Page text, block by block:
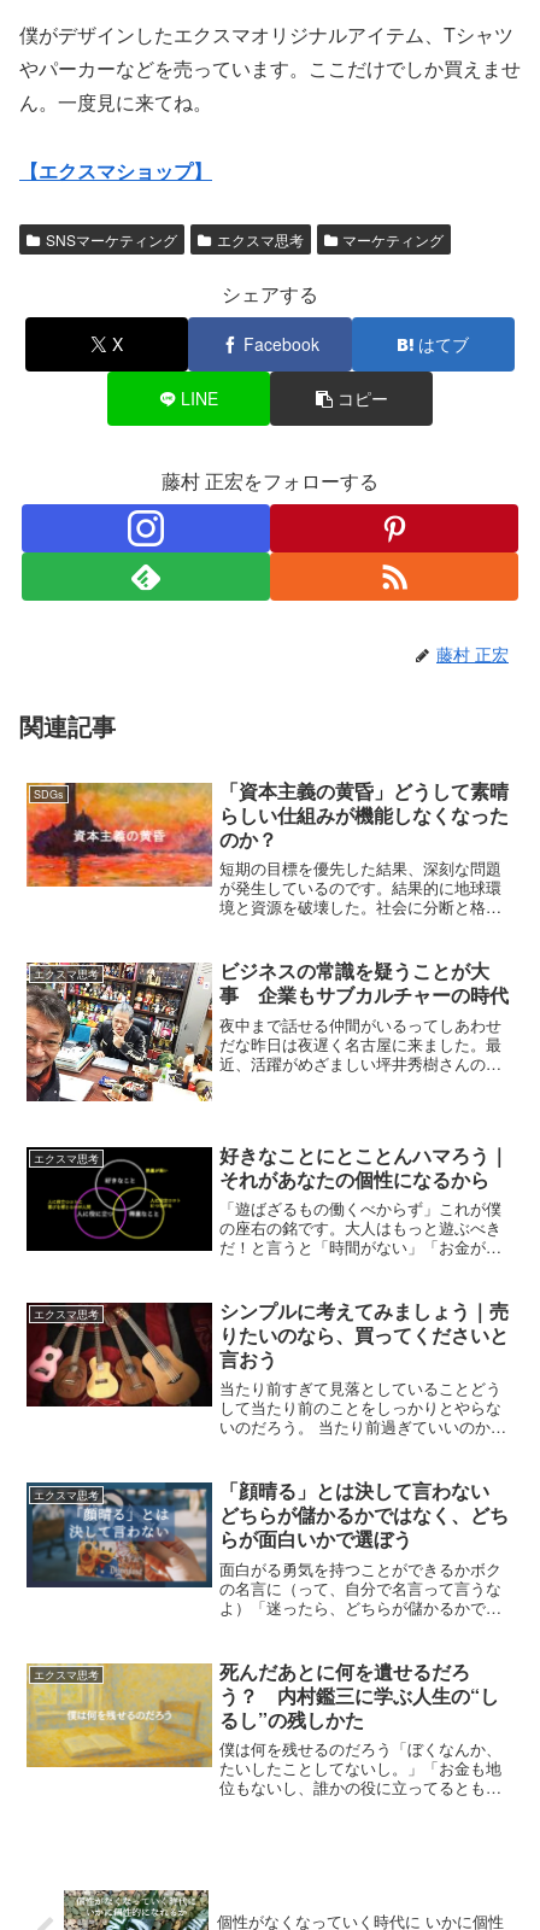
僕がデザインしたエクスマオリジナルアイテム、Tシャツ
やパーカーなどを売っています。ここだけでしか買えませ
ん。一度見に来てね。
【エクスマショップ】
SNSマーケティング エクスマ思考 マーケティング
シェアする
X Facebook はてブ
LINE コピー
藤村 正宏をフォローする
藤村 正宏
関連記事
SDGs
「資本主義の黄昏」どうして素晴
らしい仕組みが機能しなくなった
のか？
短期の目標を優先した結果、深刻な問題
が発生しているのです。結果的に地球環
境と資源を破壊した。社会に分断と格差
き進んだらさぁ、さすがヤベんじゃね
ー」っていう世の中の風味になってきた
わけです。この課題を人類はどう解決し
ていくのか？人類は自分たちの欲望によ
って滅亡するのか？この文明的な生活を
続けていくことは可能なのか？今、まさ
のです。
エクスマ思考
ビジネスの常識を疑うことが大
事 企業もサブカルチャーの時代
夜中まで話せる仲間がいるってしあわせ
だな昨日は夜遅く名古屋に来ました。最
近、活躍がめざましい坪井秀樹さんの基
エクスマ思考
好きなことにとことんハマろう｜
それがあなたの個性になるから
「遊ばざるもの働くべからず」これが僕
の座右の銘です。大人はもっと遊ぶべき
だ！と言うと「時間がない」「お金がな
らない」そんなことを言う人もいる。で
もね、そんな人に限って、SNSで無駄な
時間を過ごしていたり、セクシーお姉さ
んのTikTokやYouTubeを見て時間を潰し
たりしている。もちろんそれを自分の意
思で、好きでやっているんだったらいい
んだけどね。時間がない、時間がないっ
て言っているのに、ダラダラと無駄な時
か。「大丈夫？」って聞きたくなる。も
っと自主的に、もっと積極的に、大人は
子どものように遊ぶことが大事。
エクスマ思考
シンプルに考えてみましょう｜売
りたいのなら、買ってくださいと
言おう
当たり前すぎて見落としていることどう
して当たり前のことをしっかりとやらな
いのだろう。 当たり前過ぎていいのか？
ルに考えて単純化してみる。 売上をあげ
たかったら、商...
エクスマ思考
「顔晴る」とは決して言わない
どちらが儲かるかではなく、どち
らが面白いかで選ぼう
面白がる勇気を持つことができるかボク
の名言に（って、自分で名言って言うな
よ）「迷ったら、どちらが儲かるかでは
選ぶのが、今までの経験上正解が多いか
ら。それってある意味、非...
エクスマ思考
死んだあとに何を遺せるだろ
う？ 内村鑑三に学ぶ人生の“し
るし”の残しかた
僕は何を残せるのだろう「ぼくなんか、
たいしたことしてないし。」「お金も地
位もないし、誰かの役に立ってるとも思
個性がなくなっていく時代に いかに個性